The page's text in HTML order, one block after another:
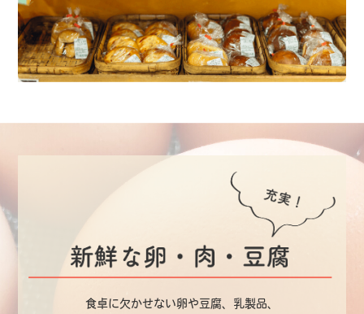
食卓に欠かせない卵や豆腐、乳製品、